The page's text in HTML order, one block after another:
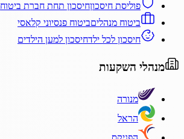
פוליסת חיסכוןחיסכון תחת חברת ביטוח
ביטוח מנהליםביטוח פנסיוני קלאסי
חיסכון לכל ילדחיסכון למען הילדים
מנהלי השקעות
מנורה
הראל